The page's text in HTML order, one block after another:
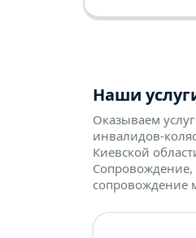
Наши
Оказываем
инвалидов-
Киевской
Сопровождение,
сопровождение